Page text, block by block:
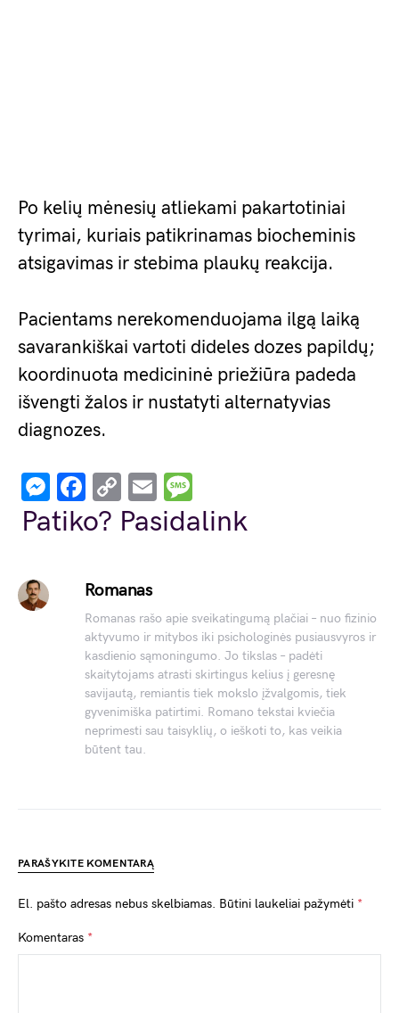
Po kelių mėnesių atliekami pakartotiniai
tyrimai, kuriais patikrinamas biocheminis
atsigavimas ir stebima plaukų reakcija.
Pacientams nerekomenduojama ilgą laiką
savarankiškai vartoti dideles dozes papildų;
koordinuota medicininė priežiūra padeda
išvengti žalos ir nustatyti alternatyvias
diagnozes.
Messenger
Facebook
Copy
Link
Email
Patiko? Pasidalink
Romanas
Romanas rašo apie sveikatingumą plačiai – nuo fizinio
aktyvumo ir mitybos iki psichologinės pusiausvyros ir
kasdienio sąmoningumo. Jo tikslas – padėti
skaitytojams atrasti skirtingus kelius į geresnę
savijautą, remiantis tiek mokslo įžvalgomis, tiek
gyvenimiška patirtimi. Romano tekstai kviečia
neprimesti sau taisyklių, o ieškoti to, kas veikia
būtent tau.
PARAŠYKITE KOMENTARĄ
El. pašto adresas nebus skelbiamas. Būtini laukeliai pažymėti *
Komentaras *